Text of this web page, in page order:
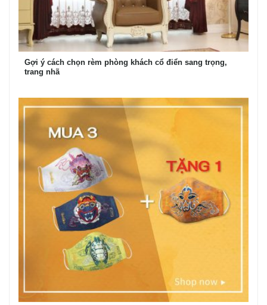
Gợi ý cách chọn rèm phòng khách cổ điển sang trọng,
trang nhã